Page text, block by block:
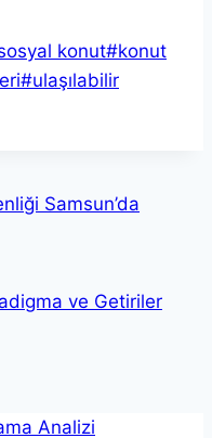
konut#konut
#ulaşılabilir
Samsun’da
ve Getiriler